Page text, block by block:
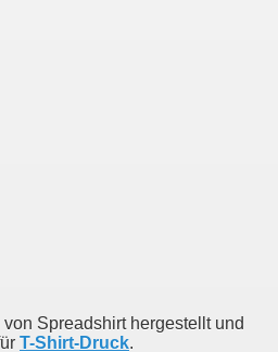
Spreadshirt hergestellt und
T-Shirt-Druck.